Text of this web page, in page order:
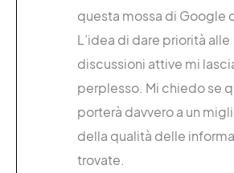
questa mossa di Google
L’idea di dare priorità alle
discussioni attive mi
perplesso. Mi chiedo se
porterà davvero a un
della qualità delle
trovate.